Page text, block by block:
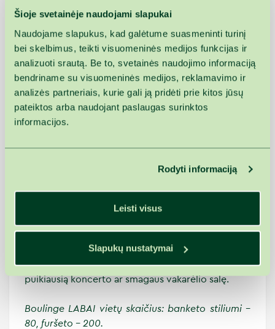
Šioje svetainėje naudojami slapukai
Naudojame slapukus, kad galėtume suasmeninti turinį
bei skelbimus, teikti visuomeninės medijos funkcijas ir
analizuoti srautą. Be to, svetainės naudojimo informaciją
bendriname su visuomeninės medijos, reklamavimo ir
analizės partneriais, kurie gali ją pridėti prie kitos jūsų
pateiktos arba naudojant paslaugas surinktos
informacijos.
Rodyti informaciją
Leisti visus
Slapukų nustatymai
laisvam bendravimui su azarto priemaišomis. Mes
pasirūpinsime vakaro programa su vedančiuoju ir
užkandžiais bei gėrimais, o Jūs tiesiog mėgausitės
bare kartu su vasaros terasa, egzotiškajame po
vandeniu dingusiame mieste, yra 70 sėdimų vietų.
Šią erdvę galima paprastai transformuoti į
puikiausią koncerto ar smagaus vakarėlio salę.
Boulinge LABAI vietų skaičius: banketo stiliumi –
80, furšeto – 200.